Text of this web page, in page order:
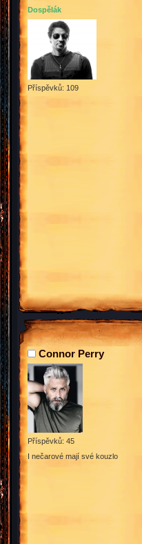
Dospělák
Příspěvků: 109
Connor Perry
Příspěvků: 45
I nečarové mají své kouzlo